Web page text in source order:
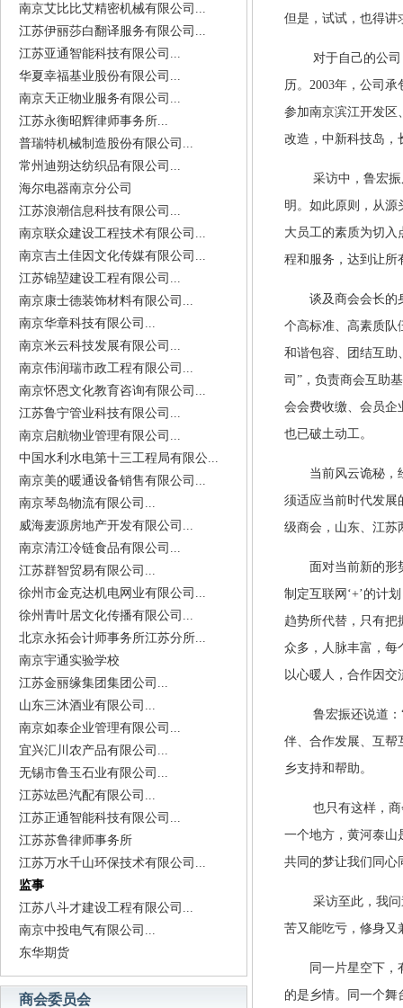
南京艾比比艾精密机械有限公司...
江苏伊丽莎白翻译服务有限公司...
江苏亚通智能科技有限公司...
华夏幸福基业股份有限公司...
南京天正物业服务有限公司...
江苏永衡昭辉律师事务所...
普瑞特机械制造股份有限公司...
常州迪朔达纺织品有限公司...
海尔电器南京分公司
江苏浪潮信息科技有限公司...
南京联众建设工程技术有限公司...
南京吉土佳因文化传媒有限公司...
江苏锦堃建设工程有限公司...
南京康士德装饰材料有限公司...
南京华章科技有限公司...
南京米云科技发展有限公司...
南京伟润瑞市政工程有限公司...
南京怀恩文化教育咨询有限公司...
江苏鲁宁管业科技有限公司...
南京启航物业管理有限公司...
中国水利水电第十三工程局有限公...
南京美的暖通设备销售有限公司...
南京琴岛物流有限公司...
威海麦源房地产开发有限公司...
南京清江冷链食品有限公司...
江苏群智贸易有限公司...
徐州市金克达机电网业有限公司...
徐州青叶居文化传播有限公司...
北京永拓会计师事务所江苏分所...
南京宇通实验学校
江苏金丽缘集团集团公司...
山东三沐酒业有限公司...
南京如泰企业管理有限公司...
宜兴汇川农产品有限公司...
无锡市鲁玉石业有限公司...
江苏竑邑汽配有限公司...
江苏正通智能科技有限公司...
江苏苏鲁律师事务所
江苏万水千山环保技术有限公司...
监事
江苏八斗才建设工程有限公司...
南京中投电气有限公司...
东华期货
商会委员会
但是，试试，也得讲
对于自己的公
历。2003年，公司
参加南京滨江开发区
改造，中新科技岛，
采访中，鲁宏
明。如此原则，从源
大员工的素质为切
程和服务，达到让所
谈及商会会长的
个高标准、高素质队
和谐包容、团结互助
司”，负责商会互助
会会费收缴、会员企
也已破土动工。
当前风云诡秘，
须适应当前时代发展
级商会，山东、江苏
面对当前新的形
制定互联网‘+’的计
趋势所代替，只有
众多，人脉丰富，每
以心暖人，合作因交
鲁宏振还说道
伴、合作发展、互帮
乡支持和帮助。
也只有这样，
一个地方，黄河泰山
共同的梦让我们同心
采访至此，我
苦又能吃亏，修身又
同一片星空下
的是乡情。同一个舞